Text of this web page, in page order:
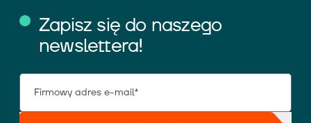
Zapisz się do naszego
newslettera!